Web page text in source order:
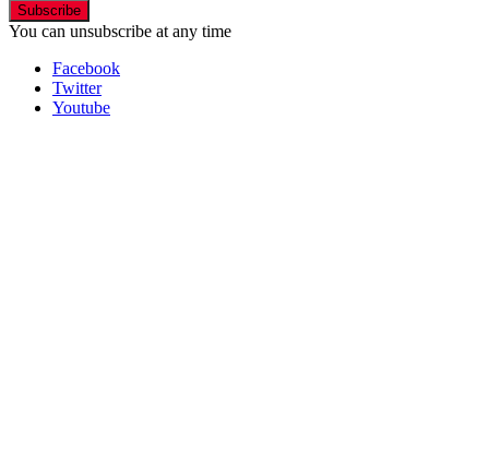
Subscribe
You can unsubscribe at any time
Facebook
Twitter
Youtube